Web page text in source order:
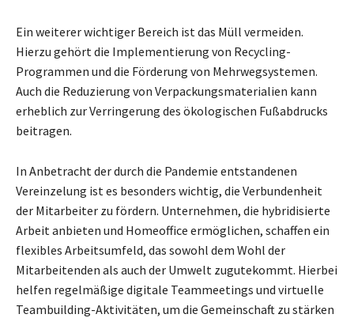
Ein weiterer wichtiger Bereich ist das Müll vermeiden.
Hierzu gehört die Implementierung von Recycling-
Programmen und die Förderung von Mehrwegsystemen.
Auch die Reduzierung von Verpackungsmaterialien kann
erheblich zur Verringerung des ökologischen Fußabdrucks
beitragen.
In Anbetracht der durch die Pandemie entstandenen
Vereinzelung ist es besonders wichtig, die Verbundenheit
der Mitarbeiter zu fördern. Unternehmen, die hybridisierte
Arbeit anbieten und Homeoffice ermöglichen, schaffen ein
flexibles Arbeitsumfeld, das sowohl dem Wohl der
Mitarbeitenden als auch der Umwelt zugutekommt. Hierbei
helfen regelmäßige digitale Teammeetings und virtuelle
Teambuilding-Aktivitäten, um die Gemeinschaft zu stärken